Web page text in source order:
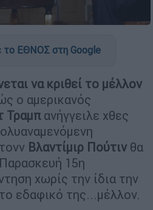
το ΕΘΝΟΣ στη Google
να κριθεί το μέλλον
ο αμερικανός
Τραμπανήγγειλε χθες
Βλαντίμιρ Πούτιν θα
15η
χωρίς την ίδια την
εδαφικό της...μέλλον.